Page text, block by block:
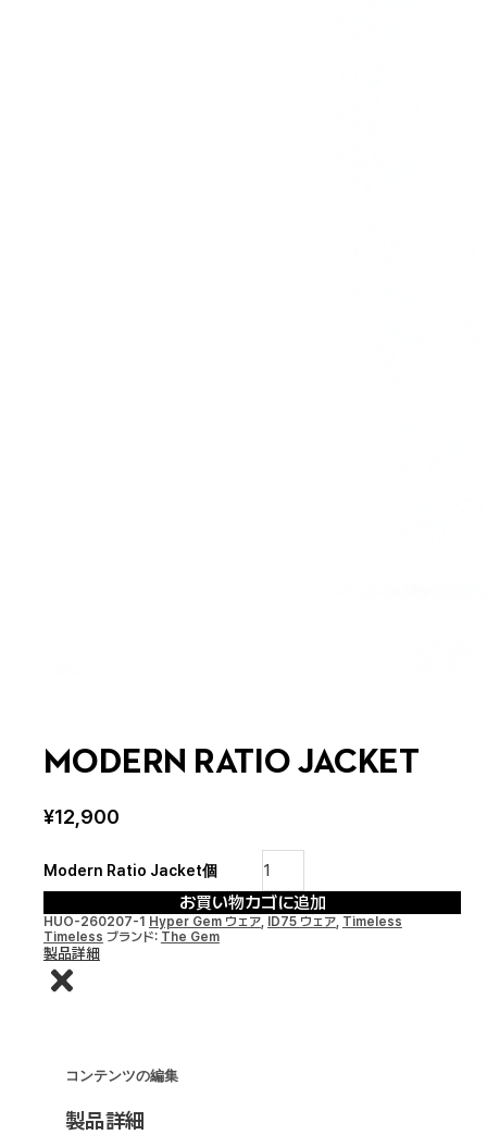
MODERN RATIO JACKET
¥12,900
Modern Ratio Jacket個
お買い物カゴに追加
HUO-260207-1 Hyper Gem ウェア, ID75 ウェア, Timeless
Timeless ブランド: The Gem
製品詳細
コンテンツの編集
製品詳細